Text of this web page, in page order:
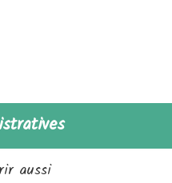
aussi